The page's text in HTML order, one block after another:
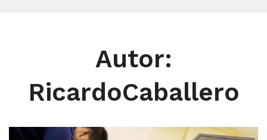
CARRITO
Autor:
RicardoCaballero